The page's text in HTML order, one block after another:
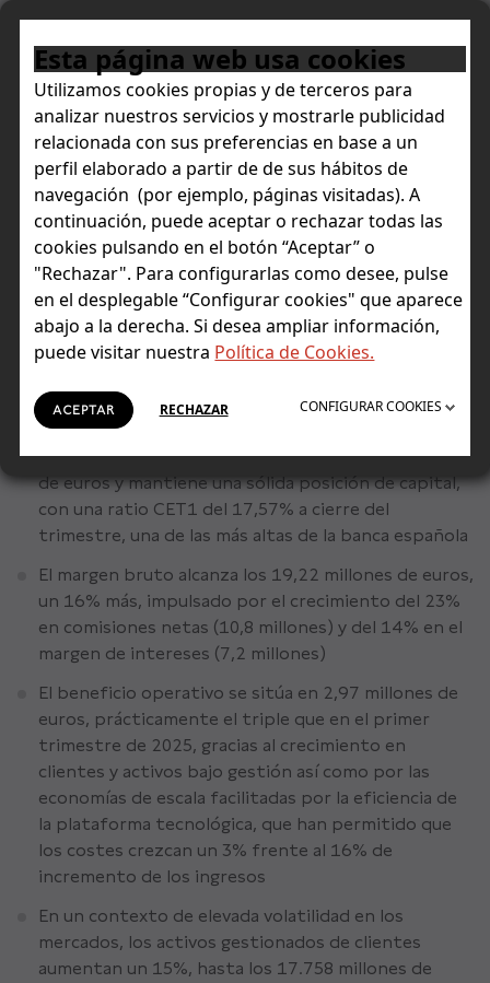
Esta página web usa cookies
Utilizamos cookies propias y de terceros para
analizar nuestros servicios y mostrarle publicidad
relacionada con sus preferencias en base a un
perfil elaborado a partir de de sus hábitos de
navegación (por ejemplo, páginas visitadas). A
continuación, puede aceptar o rechazar todas las
cookies pulsando en el botón “Aceptar” o
"Rechazar". Para configurarlas como desee, pulse
en el desplegable “Configurar cookies" que aparece
abajo a la derecha. Si desea ampliar información,
puede visitar nuestra Política de Cookies.
ACEPTAR RECHAZAR CONFIGURAR COOKIES
NOTICIAS
Acelera su crecimiento impulsado por la confianza de
sus clientes, la actividad comercial y las economías de
Singular Bank triplica su
beneficio operativo en el primer
trimestre, hasta los 3 millones
de euros
Singular Bank obtiene en el primer trimestre de
2026 un beneficio neto recurrente de 2,02 millones
de euros y mantiene una sólida posición de capital,
con una ratio CET1 del 17,57% a cierre del
trimestre, una de las más altas de la banca española
El margen bruto alcanza los 19,22 millones de euros,
un 16% más, impulsado por el crecimiento del 23%
en comisiones netas (10,8 millones) y del 14% en el
margen de intereses (7,2 millones)
El beneficio operativo se sitúa en 2,97 millones de
euros, prácticamente el triple que en el primer
trimestre de 2025, gracias al crecimiento en
clientes y activos bajo gestión así como por las
economías de escala facilitadas por la eficiencia de
la plataforma tecnológica, que han permitido que
los costes crezcan un 3% frente al 16% de
incremento de los ingresos
En un contexto de elevada volatilidad en los
mercados, los activos gestionados de clientes
aumentan un 15%, hasta los 17.758 millones de